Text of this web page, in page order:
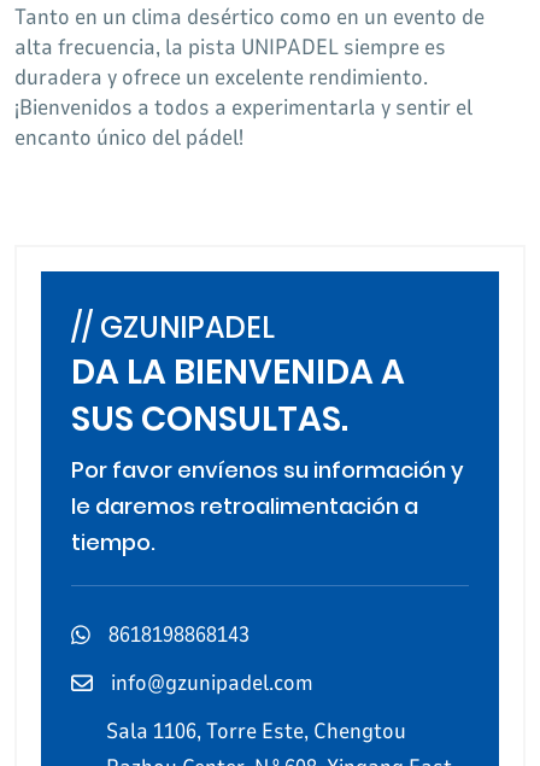
Tanto en un clima desértico como en un evento de
alta frecuencia, la pista UNIPADEL siempre es
duradera y ofrece un excelente rendimiento.
¡Bienvenidos a todos a experimentarla y sentir el
encanto único del pádel!
// GZUNIPADEL
DA LA BIENVENIDA A
SUS CONSULTAS.
Por favor envíenos su información y
le daremos retroalimentación a
tiempo.
8618198868143
info@gzunipadel.com
Sala 1106, Torre Este, Chengtou